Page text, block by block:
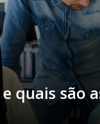
quais são